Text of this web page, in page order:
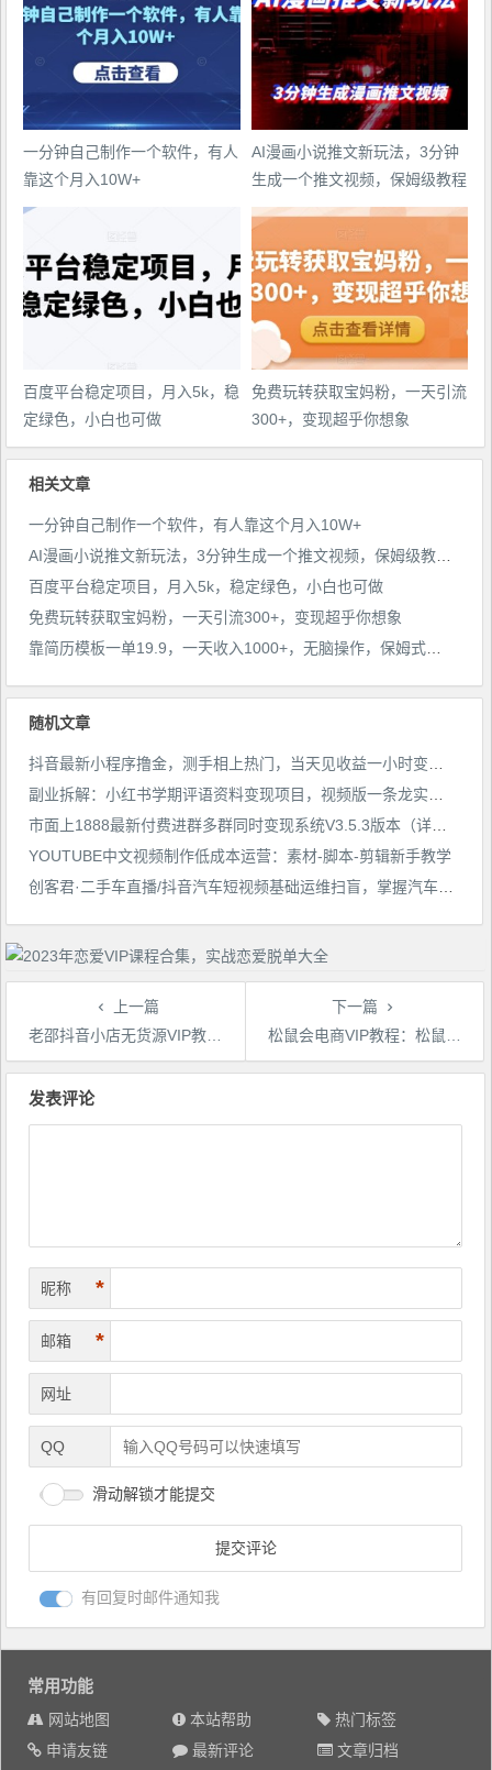
一分钟自己制作一个软件，有人
靠这个月入10W+
AI漫画小说推文新玩法，3分钟
生成一个推文视频，保姆级教程
【配项目操作和软件教程】
百度平台稳定项目，月入5k，稳
定绿色，小白也可做
免费玩转获取宝妈粉，一天引流
300+，变现超乎你想象
相关文章
一分钟自己制作一个软件，有人靠这个月入10W+
百度平台稳定项目，月入5k，稳定绿色，小白也可做
免费玩转获取宝妈粉，一天引流300+，变现超乎你想象
随机文章
YOUTUBE中文视频制作低成本运营：素材-脚本-剪辑新手教学
上一篇
老邵抖音小店无货源VIP教程：《店铺整体运营流程》
下一篇
松鼠会电商VIP教程：松鼠《付费推广标品·半标直通车操作针对性答疑&诊断》
文
发表评论
昵称 *
邮箱 *
网址
QQ
滑动解锁才能提交
有回复时邮件通知我
常用功能
网站地图 本站帮助
热门标签
申请友链
最新评论 文章归档